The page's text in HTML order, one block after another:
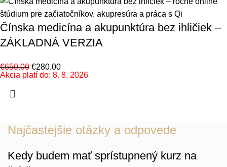
Čínska medicína a akupunktúra bez ihličiek –
ZÁKLADNÁ VERZIA
€650.00 €280.00
Akcia platí do: 8. 8. 2026
Najčastejšie otázky a odpovede
Kedy budem mať sprístupnený kurz na